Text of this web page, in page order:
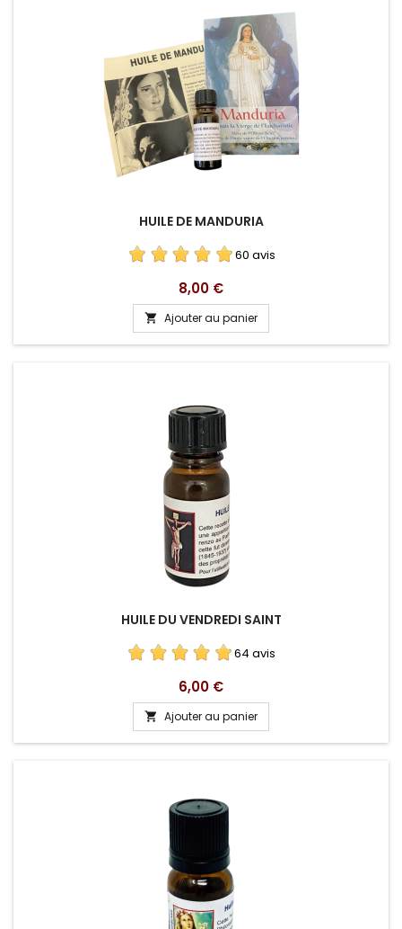
HUILE DE MANDURIA
60 avis
Prix
8,00 €
 Ajouter au panier
HUILE DU VENDREDI SAINT
64 avis
Prix
6,00 €
 Ajouter au panier